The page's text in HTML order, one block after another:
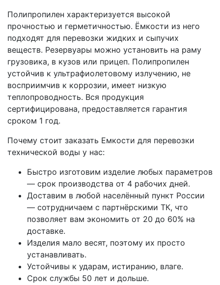
Полипропилен характеризуется высокой
прочностью и герметичностью. Ёмкости из него
подходят для перевозки жидких и сыпучих
веществ. Резервуары можно установить на раму
грузовика, в кузов или прицеп. Полипропилен
устойчив к ультрафиолетовому излучению, не
восприимчив к коррозии, имеет низкую
теплопроводность. Вся продукция
сертифицирована, предоставляется гарантия
сроком 1 год.
Почему стоит заказать Емкости для перевозки
технической воды у нас:
Быстро изготовим изделие любых параметров
— срок производства от 4 рабочих дней.
Доставим в любой населённый пункт России
— сотрудничаем с партнёрскими ТК, что
позволяет вам экономить от 20 до 60% на
доставке.
Изделия мало весят, поэтому их просто
устанавливать.
Устойчивы к ударам, истиранию, влаге.
Срок службы 50 лет и дольше.